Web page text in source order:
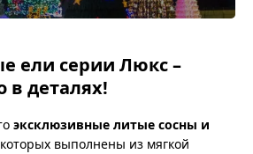
ели серии Люкс –
в деталях!
эксклюзивные литые сосны и
выполнены из мягкой